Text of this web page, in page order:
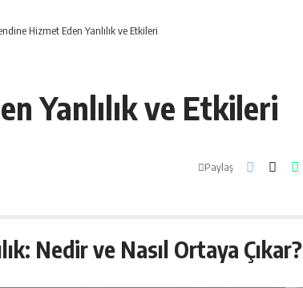
Hizmet Eden Yanlılık ve Etkileri
Yanlılık ve Etkileri
Paylaş
Nedir ve Nasıl Ortaya Çıkar?